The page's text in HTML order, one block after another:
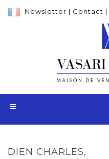
Newsletter | Contact |
DIEN CHARLES,